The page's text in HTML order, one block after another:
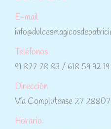
E-mail
Teléfonos
91 877 78 83 / 618 59 92 19
Dirección
Vía Complutense 27
Horario: